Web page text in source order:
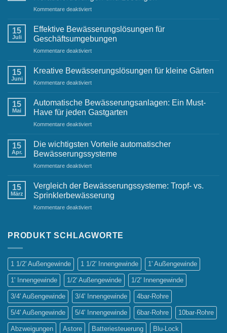
Sportplätze
Kommentare deaktiviertfür
im
städtischen
Raum:
Herausforderungen
Lösungen
15
Juli
Effektive Bewässerungslösungen für
Geschäftsumgebungen
Kommentare deaktiviertfür
Bewässerungslösungen
Geschäftsumgebungen
15
Juni
Kreative Bewässerungslösungen für kleine Gärten
Kommentare deaktiviertfür
Bewässerungslösungen
für
kleine
Gärten
15
Mai
Automatische Bewässerungsanlagen: Ein Must-
Have für jeden Gastgarten
Kommentare deaktiviertfür
Bewässerungsanlagen:
Must-
Have
jeden
Gastgarten
15
Apr.
Die wichtigsten Vorteile automatischer
Bewässerungssysteme
Kommentare deaktiviertfür
wichtigsten
automatischer
Bewässerungssysteme
15
März
Vergleich der Bewässerungssysteme: Tropf- vs.
Sprinklerbewässerung
Kommentare deaktiviertfür
Bewässerungssysteme:
Sprinklerbewässerung
PRODUKT SCHLAGWORTE
1 1/2' Außengewinde 1 1/2' Innengewinde 1' Außengewinde
1' Innengewinde 1/2' Außengewinde 1/2' Innengewinde
3/4' Außengewinde 3/4' Innengewinde 4bar-Rohre
5/4' Außengewinde 5/4' Innengewinde 6bar-Rohre 10bar-Rohre
Abzweigungen Astore Batteriesteuerung Blu-Lock